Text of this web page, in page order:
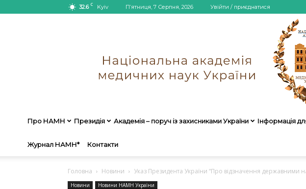
32.6 C Kyiv П’ятниця, 7 Серпня, 2026 Увійти / приєднатися
Про НАМН Президія Академія – поруч із захисниками України Інформація
Журнал НАМН* Контакти
Головна Новини Указ Президента України “Про відзначення
Новини Новини НАМН України